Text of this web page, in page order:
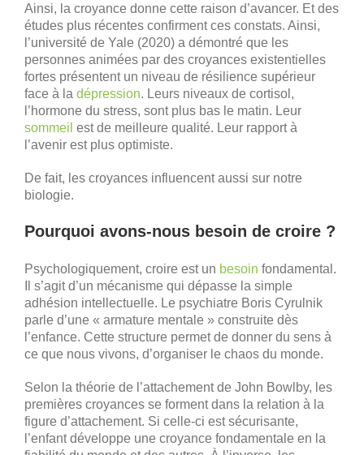
Ainsi, la croyance donne cette raison d’avancer. Et des
études plus récentes confirment ces constats. Ainsi,
l’université de Yale (2020) a démontré que les
personnes animées par des croyances existentielles
fortes présentent un niveau de résilience supérieur
face à la dépression. Leurs niveaux de cortisol,
l’hormone du stress, sont plus bas le matin. Leur
sommeil est de meilleure qualité. Leur rapport à
l’avenir est plus optimiste.
De fait, les croyances influencent aussi sur notre
biologie.
Pourquoi avons-nous besoin de croire ?
Psychologiquement, croire est un besoin fondamental.
Il s’agit d’un mécanisme qui dépasse la simple
adhésion intellectuelle. Le psychiatre Boris Cyrulnik
parle d’une « armature mentale » construite dès
l’enfance. Cette structure permet de donner du sens à
ce que nous vivons, d’organiser le chaos du monde.
Selon la théorie de l’attachement de John Bowlby, les
premières croyances se forment dans la relation à la
figure d’attachement. Si celle-ci est sécurisante,
l’enfant développe une croyance fondamentale en la